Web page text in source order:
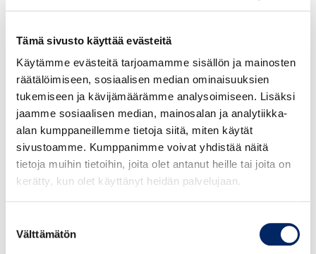
Tämä sivusto käyttää evästeitä
Käytämme evästeitä tarjoamamme sisällön ja mainosten
räätälöimiseen, sosiaalisen median ominaisuuksien
tukemiseen ja kävijämäärämme analysoimiseen. Lisäksi
jaamme sosiaalisen median, mainosalan ja analytiikka-
alan kumppaneillemme tietoja siitä, miten käytät
sivustoamme. Kumppanimme voivat yhdistää näitä
tietoja muihin tietoihin, joita olet antanut heille tai joita on
kerätty, kun olet käyttänyt heidän palvelujaan.
valinta
Välttämätön
Jokainen osallistuja varaa ja kustantaa itse lennot
Mumbaihin. Suosittelemme seuraavia
lentoyhteyksiä, jotka sopivat hyvin ohjelman
aikatauluun.
Meno
Menolento Munchenin kautta, jolla perillä
Mumbaissa myöhään keskiviikko-iltana 16.9.
(vaihto MUC n. 4 h 45 min)